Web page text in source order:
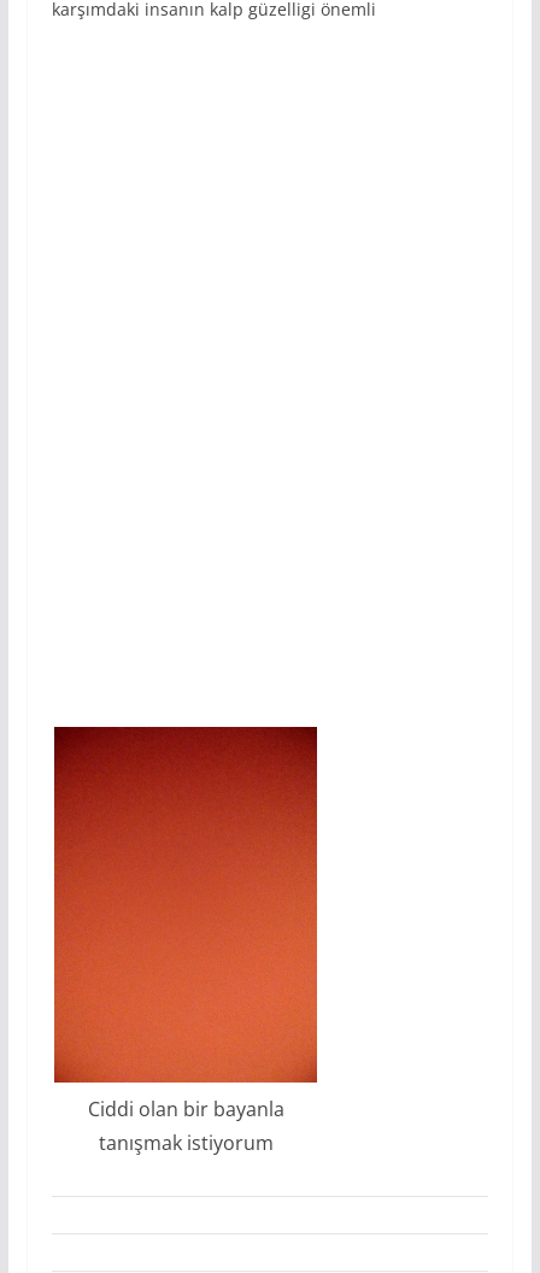
karşımdaki insanın kalp güzelligi önemli
Ciddi olan bir bayanla
tanışmak istiyorum